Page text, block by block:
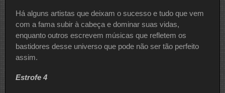
Há alguns artistas que deixam o sucesso e tudo que vem
com a fama subir à cabeça e dominar suas vidas,
enquanto outros escrevem músicas que refletem os
bastidores desse universo que pode não ser tão perfeito
assim.
Estrofe 4